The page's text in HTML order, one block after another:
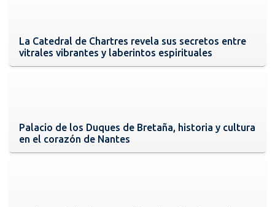
La Catedral de Chartres revela sus secretos entre
vitrales vibrantes y laberintos espirituales
Palacio de los Duques de Bretaña, historia y cultura
en el corazón de Nantes